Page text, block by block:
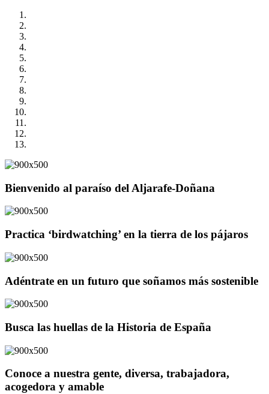
Bienvenido al paraíso del Aljarafe-Doñana
Practica ‘birdwatching’ en la tierra de los pájaros
Adéntrate en un futuro que soñamos más sostenible
Busca las huellas de la Historia de España
Conoce a nuestra gente, diversa, trabajadora,
acogedora y amable